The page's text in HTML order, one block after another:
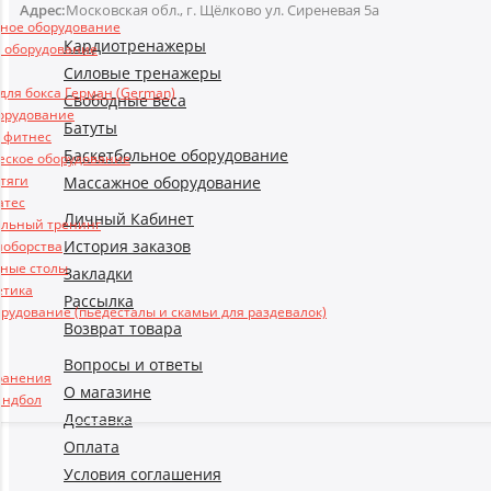
оборудование
бокса Герман (German)
фитнес
оборудование
тренинг
столы
(пьедесталы и скамьи для раздевалок)
Адрес:Московская обл., г. Щёлково ул. Сиреневая 5а
Кардиотренажеры
Силовые тренажеры
Свободные веса
Батуты
Баскетбольное оборудование
Массажное оборудование
Личный Кабинет
История заказов
Закладки
Рассылка
Возврат товара
Вопросы и ответы
О магазине
Доставка
Оплата
Условия соглашения